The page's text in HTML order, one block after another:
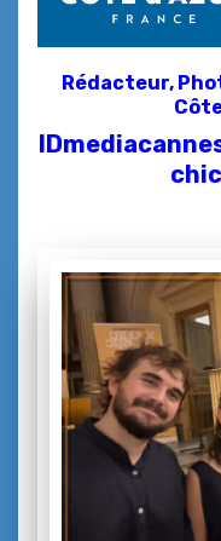
Rédacteur,